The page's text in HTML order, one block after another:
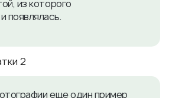
из которого
появлялась.
еще один пример